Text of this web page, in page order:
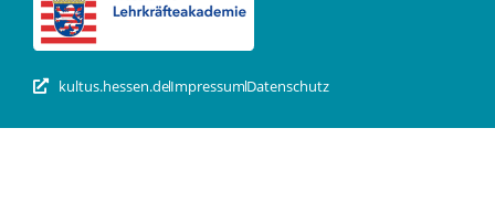
kultus.hessen.deImpressumDatenschutz